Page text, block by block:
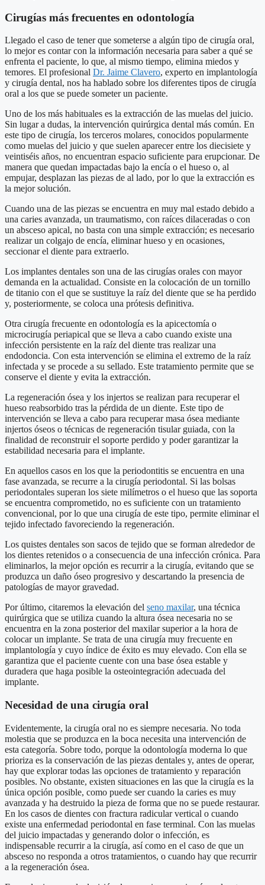
Cirugías más frecuentes en odontología
Llegado el caso de tener que someterse a algún tipo de cirugía oral,
lo mejor es contar con la información necesaria para saber a qué se
enfrenta el paciente, lo que, al mismo tiempo, elimina miedos y
temores. El profesional Dr. Jaime Clavero, experto en implantología
y cirugía dental, nos ha hablado sobre los diferentes tipos de cirugía
oral a los que se puede someter un paciente.
Uno de los más habituales es la extracción de las muelas del juicio.
Sin lugar a dudas, la intervención quirúrgica dental más común. En
este tipo de cirugía, los terceros molares, conocidos popularmente
como muelas del juicio y que suelen aparecer entre los diecisiete y
veintiséis años, no encuentran espacio suficiente para erupcionar. De
manera que quedan impactadas bajo la encía o el hueso o, al
empujar, desplazan las piezas de al lado, por lo que la extracción es
la mejor solución.
Cuando una de las piezas se encuentra en muy mal estado debido a
una caries avanzada, un traumatismo, con raíces dilaceradas o con
un absceso apical, no basta con una simple extracción; es necesario
realizar un colgajo de encía, eliminar hueso y en ocasiones,
seccionar el diente para extraerlo.
Los implantes dentales son una de las cirugías orales con mayor
demanda en la actualidad. Consiste en la colocación de un tornillo
de titanio con el que se sustituye la raíz del diente que se ha perdido
y, posteriormente, se coloca una prótesis definitiva.
Otra cirugía frecuente en odontología es la apicectomía o
microcirugía periapical que se lleva a cabo cuando existe una
infección persistente en la raíz del diente tras realizar una
endodoncia. Con esta intervención se elimina el extremo de la raíz
infectada y se procede a su sellado. Este tratamiento permite que se
conserve el diente y evita la extracción.
La regeneración ósea y los injertos se realizan para recuperar el
hueso reabsorbido tras la pérdida de un diente. Este tipo de
intervención se lleva a cabo para recuperar masa ósea mediante
injertos óseos o técnicas de regeneración tisular guiada, con la
finalidad de reconstruir el soporte perdido y poder garantizar la
estabilidad necesaria para el implante.
En aquellos casos en los que la periodontitis se encuentra en una
fase avanzada, se recurre a la cirugía periodontal. Si las bolsas
periodontales superan los siete milímetros o el hueso que las soporta
se encuentra comprometido, no es suficiente con un tratamiento
convencional, por lo que una cirugía de este tipo, permite eliminar el
tejido infectado favoreciendo la regeneración.
Los quistes dentales son sacos de tejido que se forman alrededor de
los dientes retenidos o a consecuencia de una infección crónica. Para
eliminarlos, la mejor opción es recurrir a la cirugía, evitando que se
produzca un daño óseo progresivo y descartando la presencia de
patologías de mayor gravedad.
Por último, citaremos la elevación del seno maxilar, una técnica
quirúrgica que se utiliza cuando la altura ósea necesaria no se
encuentra en la zona posterior del maxilar superior a la hora de
colocar un implante. Se trata de una cirugía muy frecuente en
implantología y cuyo índice de éxito es muy elevado. Con ella se
garantiza que el paciente cuente con una base ósea estable y
duradera que haga posible la osteointegración adecuada del
implante.
Necesidad de una cirugía oral
Evidentemente, la cirugía oral no es siempre necesaria. No toda
molestia que se produzca en la boca necesita una intervención de
esta categoría. Sobre todo, porque la odontología moderna lo que
prioriza es la conservación de las piezas dentales y, antes de operar,
hay que explorar todas las opciones de tratamiento y reparación
posibles. No obstante, existen situaciones en las que la cirugía es la
única opción posible, como puede ser cuando la caries es muy
avanzada y ha destruido la pieza de forma que no se puede restaurar.
En los casos de dientes con fractura radicular vertical o cuando
existe una enfermedad periodontal en fase terminal. Con las muelas
del juicio impactadas y generando dolor o infección, es
indispensable recurrir a la cirugía, así como en el caso de que un
absceso no responda a otros tratamientos, o cuando hay que recurrir
a la regeneración ósea.